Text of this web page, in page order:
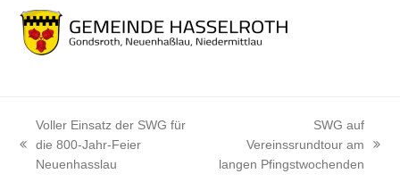
Voller Einsatz der SWG für
die 800-Jahr-Feier
Neuenhasslau
Beitrag:
SWG auf
Vereinssrundtour am
langen Pfingstwochenden